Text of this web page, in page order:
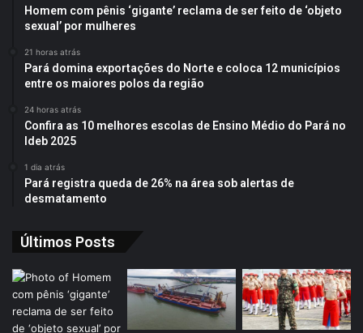
Homem com pênis ‘gigante’ reclama de ser feito de ‘objeto
sexual’ por mulheres
21 horas atrás
Pará domina exportações do Norte e coloca 12 municípios
entre os maiores polos da região
24 horas atrás
Confira as 10 melhores escolas de Ensino Médio do Pará no
Ideb 2025
1 dia atrás
Pará registra queda de 26% na área sob alertas de
desmatamento
Últimos Posts